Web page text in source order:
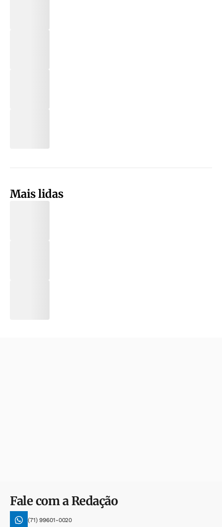
Mais lidas
Fale com a Redação
(71) 99601-0020